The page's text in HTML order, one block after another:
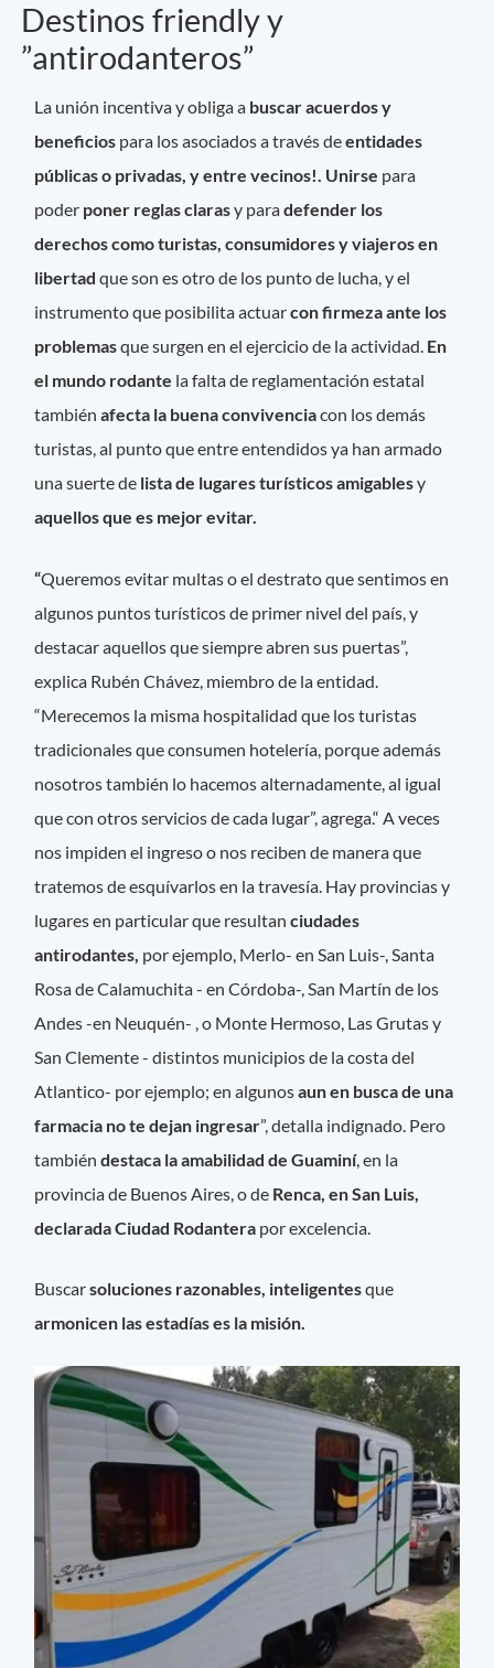
Destinos friendly y
”antirodanteros”
La unión incentiva y obliga a buscar acuerdos y
beneficios para los asociados a través deentidades
públicas o privadas, y entre vecinos!. Unirse para
poder poner reglas clarasy paradefender los
derechos como turistas, consumidores y viajeros en
libertad que son es otro de los punto de lucha, y el
instrumento que posibilita actuarcon firmeza ante los
problemasque surgen en el ejercicio de la actividad. En
el mundo rodante la falta de reglamentación estatal
también afecta la buena convivenciacon los demás
turistas, al punto queentre entendidos ya han armado
una suerte de lista de lugares turísticos amigablesy
aquellos que es mejor evitar.
“Queremos evitar multas o el destrato que sentimos en
algunos puntos turísticos de primer nivel del país, y
destacar aquellos que siempre abren sus puertas”,
explica Rubén Chávez, miembro de la entidad.
“Merecemos la misma hospitalidad que los turistas
tradicionales que consumen hotelería, porque además
nosotros también lo hacemos alternadamente, al igual
que con otros servicios de cada lugar”, agrega.“ A veces
nos impiden el ingreso o nos reciben de manera que
tratemos de esquívarlos en la travesía. Hay provincias y
lugares en particular que resultanciudades
antirodantes, por ejemplo, Merlo- en San Luis-, Santa
Rosa de Calamuchita - en Córdoba-, San Martín de los
Andes -en Neuquén- , o Monte Hermoso, Las Grutas y
San Clemente - distintos municipios de la costa del
Atlantico- por ejemplo; en algunosaun en busca de una
farmacia no te dejan ingresar”, detalla indignado. Pero
tambiéndestaca la amabilidad de Guaminí, en la
provincia de Buenos Aires, o de Renca, en San Luis,
declarada Ciudad Rodantera por excelencia.
Buscarsoluciones razonables, inteligentesque
armonicen las estadías es la misión.